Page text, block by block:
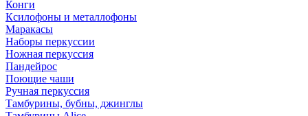
Конги
Ксилофоны и металлофоны
Маракасы
Наборы перкуссии
Ножная перкуссия
Пандейрос
Поющие чаши
Ручная перкуссия
Тамбурины, бубны, джинглы